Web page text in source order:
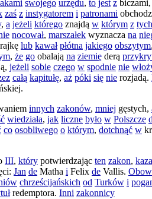
swojego urzędu, to jest z biczami,
zaś z instygatorem i patronami
, a jeżeli którego znajdą w którym z tych
nocował, marszałek wyznacza na
lub kawał płótna jakiego obszytym,
, że go obalają na ziemię derą
, jeżeli sobie czego w spodnie nie
całą kapitułę, aż póki się nie rozjadą.
.
innych zakonów, mniej gęstych,
wiedziała, jak liczne było w Polszcze
co osobliwego o którym, dotchnąć w
III, który potwierdzając ten zakon,
: Jan de Matha i Felix de Vallis.
chrześcijańskich od Turków i
redemptora. Inni zakonnicy